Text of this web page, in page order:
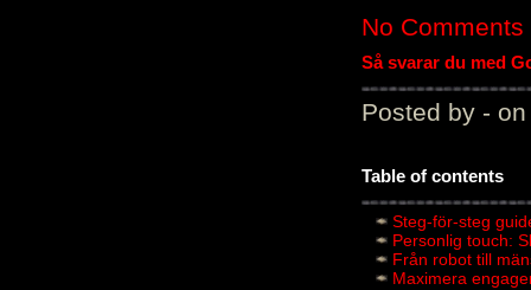
No Comments
Så svarar du med
Posted by - on
Table of contents
Steg-för-steg
Personlig touch:
Från robot till
Maximera